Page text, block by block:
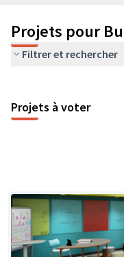
Projets pour
Filtrer et rechercher
Projets à voter